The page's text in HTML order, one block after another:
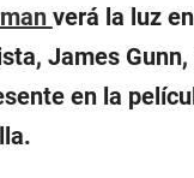
verá la luz
James
en la